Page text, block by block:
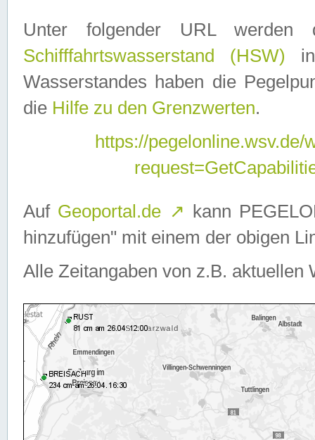
Unter folgender URL
Schifffahrtswasserstand (HSW)
Wasserstandes haben die
die Hilfe zu den Grenzwerten.
https://
Auf Geoportal.de ↗ kann
hinzufügen" mit einem der obigen
Alle Zeitangaben von z.B. aktuellen